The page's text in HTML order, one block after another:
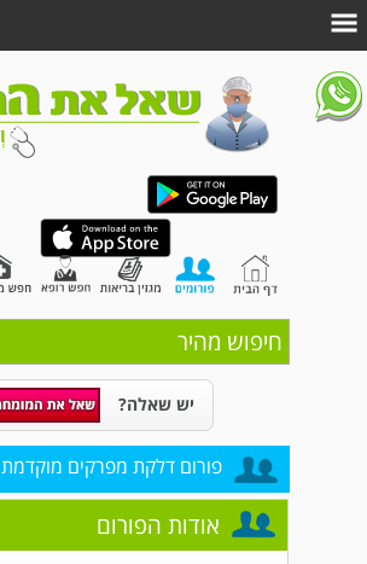
חיפוש מהיר
יש שאלה?
פורום דלקת מפרקים מוקדמת
אודות הפורום